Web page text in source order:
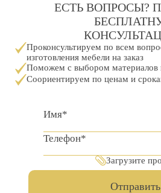
ЕСТЬ ВОПРОСЫ?
Проконсультируем по всем
изготовления мебели на заказ
Поможем с выбором материалов
Соориентируем по ценам и
Загрузите
Отправить